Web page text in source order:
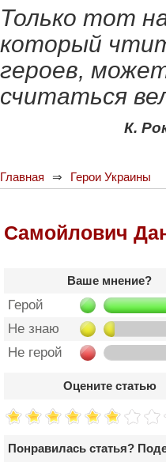
Только тот
который
героев,
считаться
К.
Главная Герои Украины
Самойлович
Ваше мнение?
Герой
Не знаю
Не герой
Оцените статью
Понравилась статья?